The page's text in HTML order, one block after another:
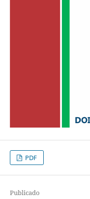
PDF
Publicado